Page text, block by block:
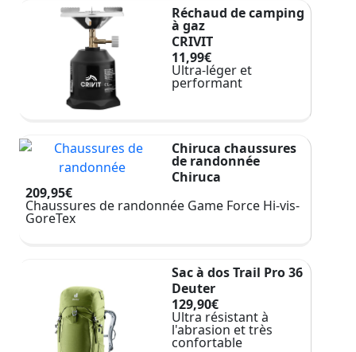
Réchaud de camping
à gaz
CRIVIT
11,99€
Ultra-léger et
performant
Chiruca chaussures
de randonnée
Chiruca
209,95€
Chaussures de randonnée Game Force Hi-vis-
GoreTex
Sac à dos Trail Pro 36
Deuter
129,90€
Ultra résistant à
l'abrasion et très
confortable